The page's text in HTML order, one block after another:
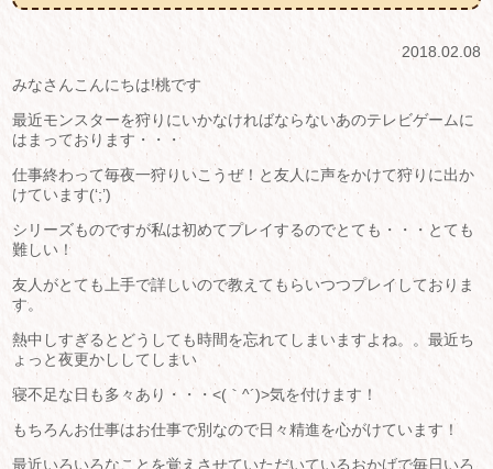
2018.02.08
みなさんこんにちは!桃です
最近モンスターを狩りにいかなければならないあのテレビゲームに
はまっております・・・
仕事終わって毎夜一狩りいこうぜ！と友人に声をかけて狩りに出か
けています(‘;’)
シリーズものですが私は初めてプレイするのでとても・・・とても
難しい！
友人がとても上手で詳しいので教えてもらいつつプレイしておりま
す。
熱中しすぎるとどうしても時間を忘れてしまいますよね。。最近ち
ょっと夜更かししてしまい
寝不足な日も多々あり・・・<(｀^´)>気を付けます！
もちろんお仕事はお仕事で別なので日々精進を心がけています！
最近いろいろなことを覚えさせていただいているおかげで毎日いろ